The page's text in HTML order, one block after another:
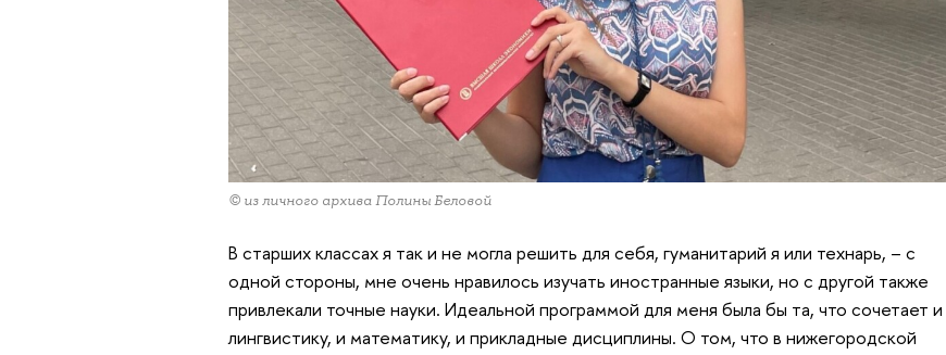
© из личного архива Полины Беловой
В старших классах я так и не могла решить для себя, гуманитарий я или технарь, – с
одной стороны, мне очень нравилось изучать иностранные языки, но с другой также
привлекали точные науки. Идеальной программой для меня была бы та, что сочетает и
лингвистику, и математику, и прикладные дисциплины. О том, что в нижегородской